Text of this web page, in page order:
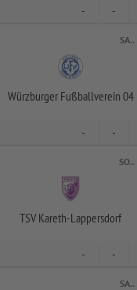
- -
SA..
Würzburger Fußballverein 04
- -
SO..
TSV Kareth-Lappersdorf
- -
SA..